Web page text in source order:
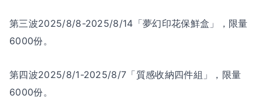
第三波2025/8/8-2025/8/14「夢幻印花保鮮盒」，限量
6000份。
第四波2025/8/1-2025/8/7「質感收納四件組」，限量
6000份。